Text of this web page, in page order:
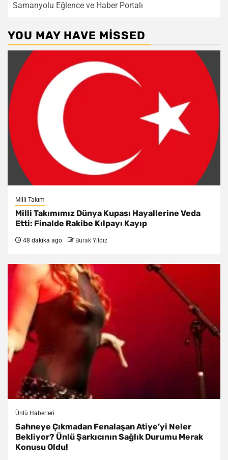
Samanyolu Eğlence ve Haber Portalı
YOU MAY HAVE MISSED
Milli Takım
Milli Takımımız Dünya Kupası Hayallerine Veda
Etti: Finalde Rakibe Kılpayı Kayıp
48 dakika ago Burak Yıldız
Ünlü Haberleri
Sahneye Çıkmadan Fenalaşan Atiye’yi Neler
Bekliyor? Ünlü Şarkıcının Sağlık Durumu Merak
Konusu Oldu!